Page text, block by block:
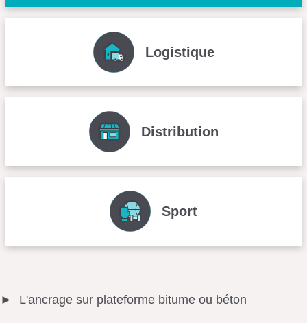
Logistique
Distribution
Sport
L'ancrage sur plateforme bitume ou béton